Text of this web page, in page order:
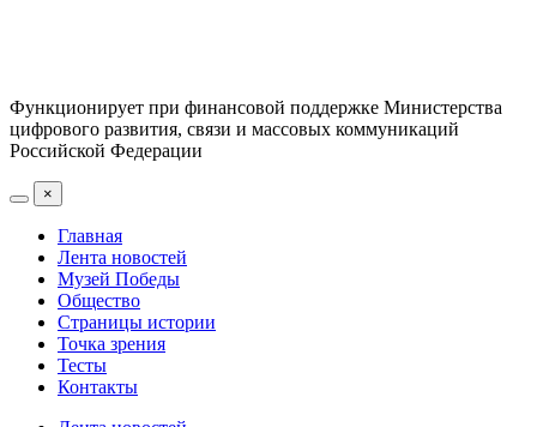
Функционирует при финансовой поддержке Министерства
цифрового развития, связи и массовых коммуникаций
Российской Федерации
×
Главная
Лента новостей
Музей Победы
Общество
Страницы истории
Точка зрения
Тесты
Контакты